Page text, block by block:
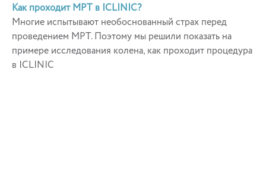
Как проходит МРТ в ICLINIC?
Многие испытывают необоснованный страх перед
проведением МРТ. Поэтому мы решили показать на
примере исследования колена, как проходит процедура
в ICLINIC